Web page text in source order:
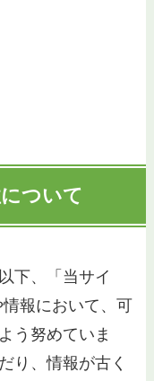
ついて
下、「当サイ
報において、可
う努めていま
り、情報が古く